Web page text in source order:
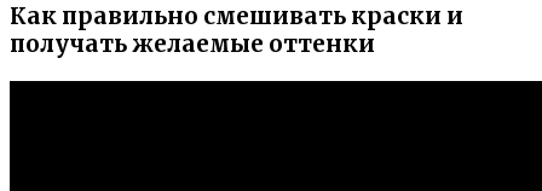
Как правильно смешивать краски и
получать желаемые оттенки